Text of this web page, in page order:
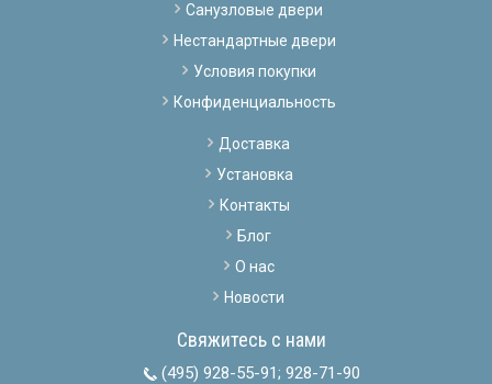
Санузловые двери
Нестандартные двери
Условия покупки
Конфиденциальность
Доставка
Установка
Контакты
Блог
О нас
Новости
Свяжитесь с нами
(495) 928-55-91; 928-71-90